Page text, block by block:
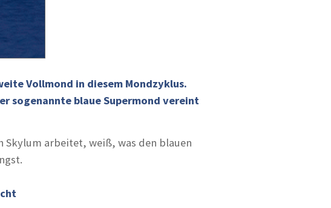
Vollmond in diesem Mondzyklus.
sogenannte blaue Supermond vereint
Skylum arbeitet, weiß, was den blauen